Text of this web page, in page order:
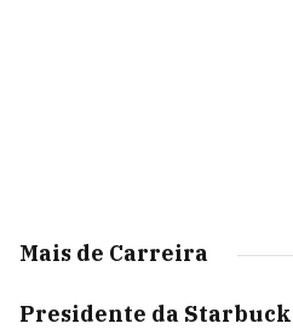
Mais de Carreira
Presidente da